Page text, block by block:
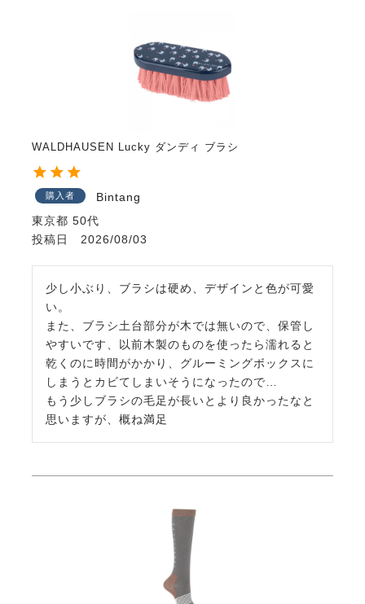
WALDHAUSEN Lucky ダンディ ブラシ
購入者
Bintang
東京都 50代
投稿日
2026/08/03
少し小ぶり、ブラシは硬め、デザインと色が可愛
い。
また、ブラシ土台部分が木では無いので、保管し
やすいです、以前木製のものを使ったら濡れると
乾くのに時間がかかり、グルーミングボックスに
しまうとカビてしまいそうになったので…
もう少しブラシの毛足が長いとより良かったなと
思いますが、概ね満足